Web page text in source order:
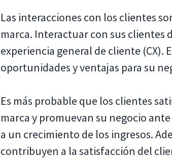
Las interacciones con los clientes
marca. Interactuar con sus clientes
experiencia general de cliente (CX).
oportunidades y ventajas para su
Es más probable que los clientes
marca y promuevan su negocio
a un crecimiento de los ingresos.
contribuyen a la satisfacción del